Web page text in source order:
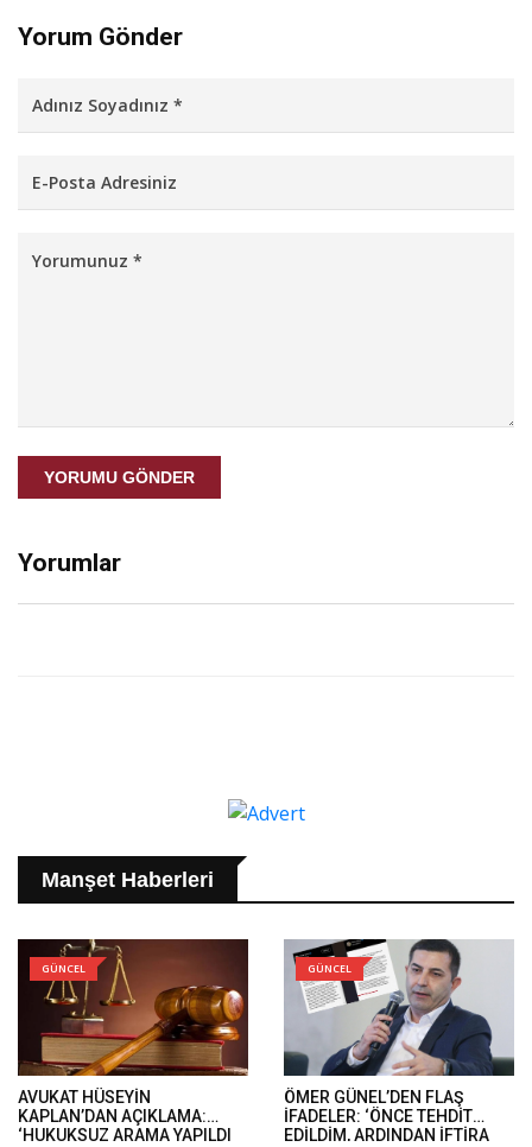
Yorum Gönder
YORUMU GÖNDER
Yorumlar
Manşet Haberleri
GÜNCEL
AVUKAT HÜSEYİN
KAPLAN’DAN AÇIKLAMA:
‘HUKUKSUZ ARAMA YAPILDI
GÜNCEL
ÖMER GÜNEL’DEN FLAŞ
İFADELER: ‘ÖNCE TEHDİT
EDİLDİM, ARDINDAN İFTİRA